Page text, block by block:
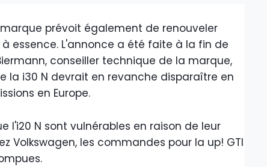
prévoit également de renouveler
à essence. L'annonce a été faite à la fin de
conseiller technique de la marque,
la i30 N devrait en revanche disparaître en
en Europe.
l'i20 N sont vulnérables en raison de leur
Volkswagen, les commandes pour la up! GTI